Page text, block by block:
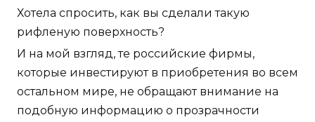
Хотела спросить, как вы сделали такую
рифленую поверхность?
И на мой взгляд, те российские фирмы,
которые инвестируют в приобретения во всем
остальном мире, не обращают внимание на
подобную информацию о прозрачности